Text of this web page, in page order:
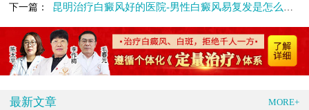
下一篇： 昆明治疗白癜风好的医院-男性白癜风易复发是怎么回事
最新文章 MORE+